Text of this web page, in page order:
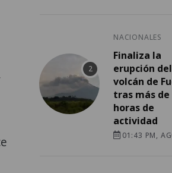
NACIONALES
Finaliza la
erupción del
volcán de
tras más de
horas de
actividad
01:43 PM,